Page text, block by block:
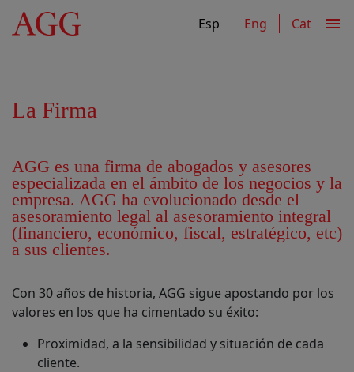
HeaderContent
Esp
Eng Cat menu
La Firma
AGG es una firma de abogados y asesores
especializada en el ámbito de los negocios y la
empresa. AGG ha evolucionado desde el
asesoramiento legal al asesoramiento integral
(financiero, económico, fiscal, estratégico, etc)
a sus clientes.
Con 30 años de historia, AGG sigue apostando por los
valores en los que ha cimentado su éxito:
Proximidad, a la sensibilidad y situación de cada
cliente.